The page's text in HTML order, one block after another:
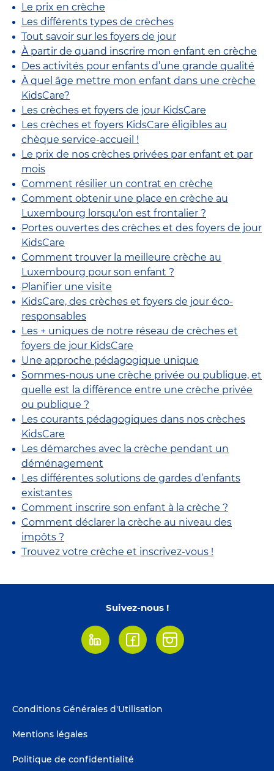
Le prix en crèche
Les différents types de crèches
Tout savoir sur les foyers de jour
À partir de quand inscrire mon enfant en crèche
Des activités pour enfants d’une grande qualité
À quel âge mettre mon enfant dans une crèche
KidsCare?
Les crèches et foyers de jour KidsCare
Les crèches et foyers KidsCare éligibles au
chèque service-accueil !
Le prix de nos crèches privées par enfant et par
mois
Comment résilier un contrat en crèche
Comment obtenir une place en crèche au
Luxembourg lorsqu'on est frontalier ?
Portes ouvertes des crèches et des foyers de jour
KidsCare
Comment trouver la meilleure crèche au
Luxembourg pour son enfant ?
Planifier une visite
KidsCare, des crèches et foyers de jour éco-
responsables
Les + uniques de notre réseau de crèches et
foyers de jour KidsCare
Une approche pédagogique unique
Sommes-nous une crèche privée ou publique, et
quelle est la différence entre une crèche privée
ou publique ?
Les courants pédagogiques dans nos crèches
KidsCare
Les démarches avec la crèche pendant un
déménagement
Les différentes solutions de gardes d’enfants
existantes
Comment inscrire son enfant à la crèche ?
Comment déclarer la crèche au niveau des
impôts ?
Trouvez votre crèche et inscrivez-vous !
Suivez-nous !
LinkedinFacebookInstagram
Footer
Conditions Générales d'Utilisation
Mentions légales
Politique de confidentialité